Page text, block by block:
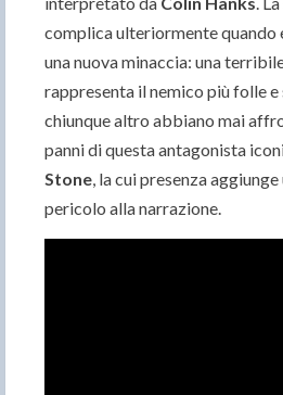
complica ulteriormente quando
una nuova minaccia: una
rappresenta il nemico più folle
chiunque altro abbiano mai
panni di questa antagonista
Stone , la cui presenza
pericolo alla narrazione.